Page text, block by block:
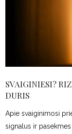
SVAIGINIESI?
DURIS
Apie svaiginimosi
signalus ir